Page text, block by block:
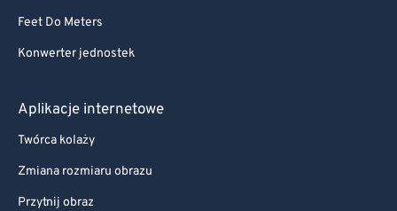
Feet Do Meters
Konwerter jednostek
Aplikacje internetowe
Twórca kolaży
Zmiana rozmiaru obrazu
Przytnij obraz